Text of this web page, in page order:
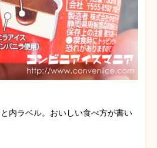
内ラベル。おいしい食べ方が書い